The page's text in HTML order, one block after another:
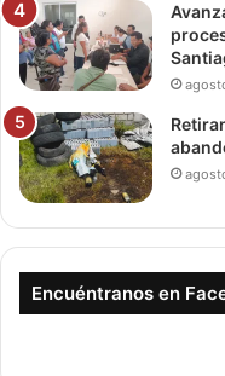
Encuéntranos en